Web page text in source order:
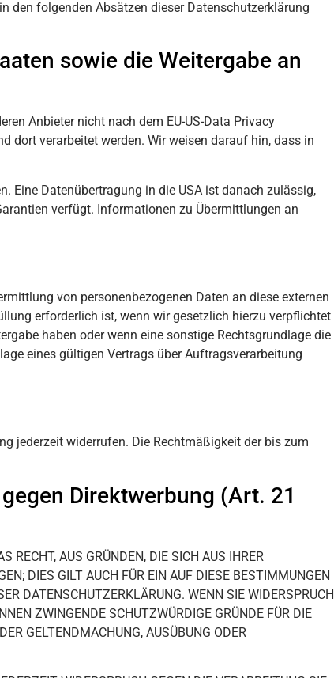
den folgenden Absätzen dieser Datenschutzerklärung
sowie die Weitergabe an
Anbieter nicht nach dem EU-US-Data Privacy
dort verarbeitet werden. Wir weisen darauf hin, dass in
Eine Datenübertragung in die USA ist danach zulässig,
verfügt. Informationen zu Übermittlungen an
von personenbezogenen Daten an diese externen
erforderlich ist, wenn wir gesetzlich hierzu verpflichtet
haben oder wenn eine sonstige Rechtsgrundlage die
eines gültigen Vertrags über Auftragsverarbeitung
jederzeit widerrufen. Die Rechtmäßigkeit der bis zum
Direktwerbung (Art. 21
RECHT, AUS GRÜNDEN, DIE SICH AUS IHRER
DIES GILT AUCH FÜR EIN AUF DIESE BESTIMMUNGEN
DATENSCHUTZERKLÄRUNG. WENN SIE WIDERSPRUCH
ZWINGENDE SCHUTZWÜRDIGE GRÜNDE FÜR DIE
GELTENDMACHUNG, AUSÜBUNG ODER